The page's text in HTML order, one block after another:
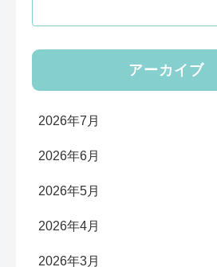
アーカイブ
2026年7月
2026年6月
2026年5月
2026年4月
2026年3月